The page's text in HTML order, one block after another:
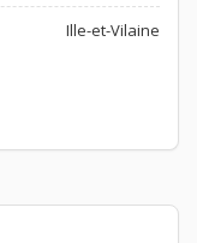
Ille-et-Vilaine